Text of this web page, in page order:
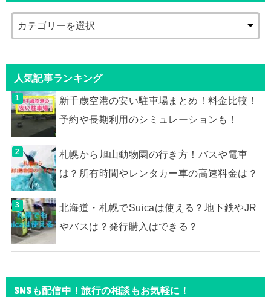
人気記事ランキング
新千歳空港の安い駐車場まとめ！料金比較！
予約や長期利用のシミュレーションも！
札幌から旭山動物園の行き方！バスや電車
は？所有時間やレンタカー車の高速料金は？
北海道・札幌でSuicaは使える？地下鉄やJR
やバスは？発行購入はできる？
SNSも配信中！旅行の相談もお気軽に！